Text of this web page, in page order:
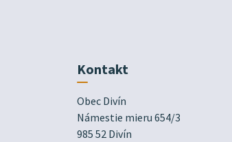
Kontakt
Obec Divín
Námestie mieru 654/3
985 52 Divín